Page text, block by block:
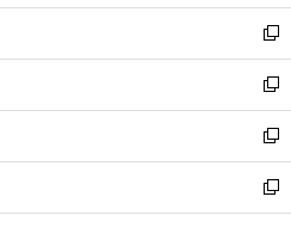
開
く
ウ
で
開
く
ン
ド
ウ
で
開
く
ウ
ィ
ン
ド
ウ
で
開
く
し
い
ウ
ィ
ン
ド
ウ
で
開
新
し
い
ウ
ィ
ン
ド
ウ
新
し
い
ウ
ィ
ン
新
し
い
ウ
新
し